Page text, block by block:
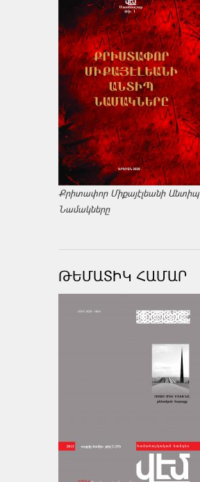
Քրիտափոր Միքայէլեանի Անտիպ
Նամակները
ԹԵՄԱՏԻԿ ՀԱՄԱՐ